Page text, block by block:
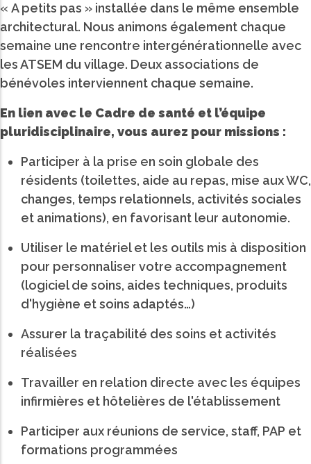
« A petits pas » installée dans le même ensemble
architectural. Nous animons également chaque
semaine une rencontre intergénérationnelle avec
les ATSEM du village. Deux associations de
bénévoles interviennent chaque semaine.
En lien avec le Cadre de santé et l’équipe
pluridisciplinaire, vous aurez pour missions :
Participer à la prise en soin globale des
résidents (toilettes, aide au repas, mise aux WC,
changes, temps relationnels, activités sociales
et animations), en favorisant leur autonomie.
Utiliser le matériel et les outils mis à disposition
pour personnaliser votre accompagnement
(logiciel de soins, aides techniques, produits
d'hygiène et soins adaptés…)
Assurer la traçabilité des soins et activités
réalisées
Travailler en relation directe avec les équipes
infirmières et hôtelières de l'établissement
Participer aux réunions de service, staff, PAP et
formations programmées